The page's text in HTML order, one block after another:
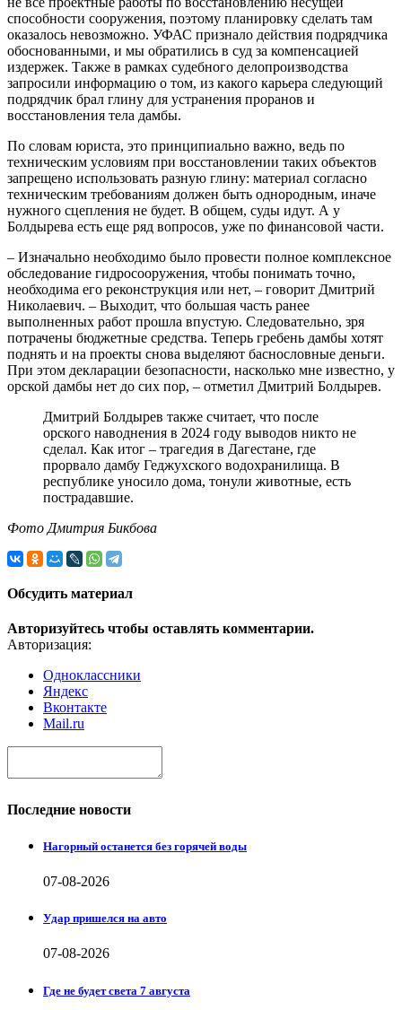
способности сооружения, поэтому планировку сделать там
оказалось невозможно. УФАС признало действия подрядчика
обоснованными, и мы обратились в суд за компенсацией
издержек. Также в рамках судебного делопроизводства
запросили информацию о том, из какого карьера следующий
подрядчик брал глину для устранения проранов и
восстановления тела дамбы.
По словам юриста, это принципиально важно, ведь по
техническим условиям при восстановлении таких объектов
запрещено использовать разную глину: материал согласно
техническим требованиям должен быть однородным, иначе
нужного сцепления не будет. В общем, суды идут. А у
Болдырева есть еще ряд вопросов, уже по финансовой части.
– Изначально необходимо было провести полное комплексное
обследование гидросооружения, чтобы понимать точно,
необходима его реконструкция или нет, – говорит Дмитрий
Николаевич. – Выходит, что большая часть ранее
выполненных работ прошла впустую. Следовательно, зря
потрачены бюджетные средства. Теперь гребень дамбы хотят
поднять и на проекты снова выделяют баснословные деньги.
При этом декларации безопасности, насколько мне известно, у
орской дамбы нет до сих пор, – отметил Дмитрий Болдырев.
Дмитрий Болдырев также считает, что после
орского наводнения в 2024 году выводов никто не
сделал. Как итог – трагедия в Дагестане, где
прорвало дамбу Геджухского водохранилища. В
республике уносило дома, тонули животные, есть
пострадавшие.
Фото Дмитрия Бикбова
Обсудить материал
Авторизуйтесь чтобы оставлять комментарии.
Авторизация:
Одноклассники
Яндекс
Вконтакте
Mail.ru
Последние новости
Нагорный останется без горячей воды
07-08-2026
Удар пришелся на авто
07-08-2026
Где не будет света 7 августа